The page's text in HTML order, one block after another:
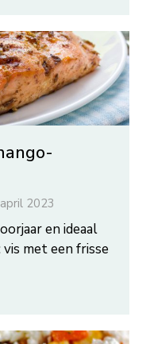
2023
en ideaal
met een frisse